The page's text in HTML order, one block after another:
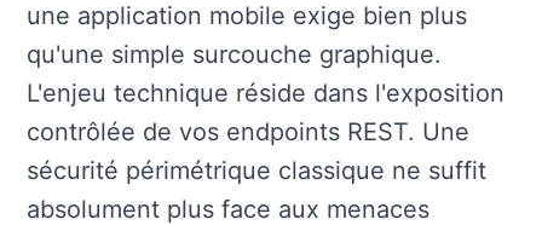
une application mobile exige bien plus
qu'une simple surcouche graphique.
L'enjeu technique réside dans l'exposition
contrôlée de vos endpoints REST. Une
sécurité périmétrique classique ne suffit
absolument plus face aux menaces